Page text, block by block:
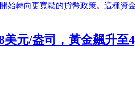
始轉向更寬鬆的貨幣政策。這種
美元/盎司，黃金飆升